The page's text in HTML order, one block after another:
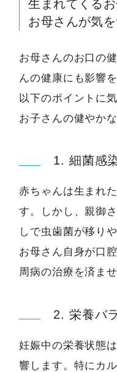
生まれてくる
お母さんが気
お母さんのお口の
んの健康にも影響
以下のポイントに
お子さんの健やか
1. 細菌感
赤ちゃんは生まれ
す。しかし、親御
しで虫歯菌が移り
お母さん自身が口
周病の治療を済ま
2. 栄養バ
妊娠中の栄養状態
響します。特にカ